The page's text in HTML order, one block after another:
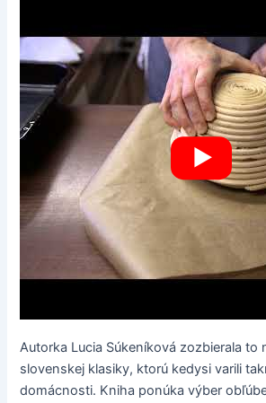
Autorka Lucia Súkeníková zozbierala to
slovenskej klasiky, ktorú kedysi varili
domácnosti. Kniha ponúka výber